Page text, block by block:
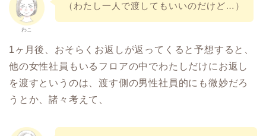
わこ
（わたし一人で渡してもいいのだけど…）
1ヶ月後、おそらくお返しが返ってくると予想すると、
他の女性社員もいるフロアの中でわたしだけにお返し
を渡すというのは、渡す側の男性社員的にも微妙だろ
うとか、諸々考えて、